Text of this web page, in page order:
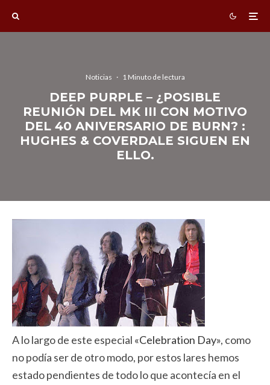
Noticias · 1 Minuto de lectura
DEEP PURPLE – ¿POSIBLE
REUNIÓN DEL MK III CON MOTIVO
DEL 40 ANIVERSARIO DE BURN? :
HUGHES & COVERDALE SIGUEN EN
ELLO.
A lo largo de este especial «Celebration Day», como
no podía ser de otro modo, por estos lares hemos
estado pendientes de todo lo que acontecía en el